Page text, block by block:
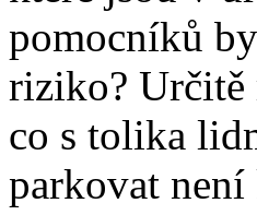
pomocníků
riziko? Určitě
co s tolika
parkovat